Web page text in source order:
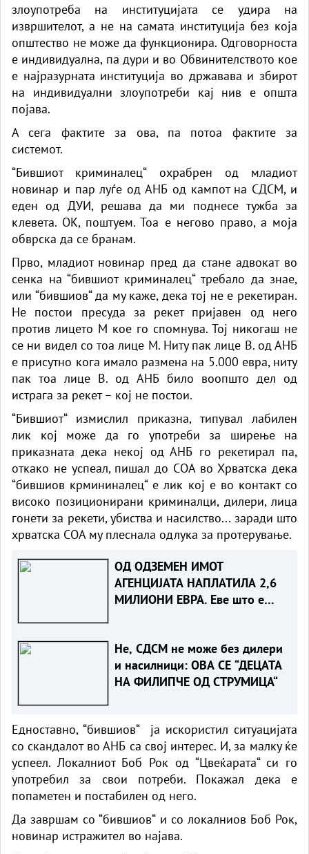
злоупотреба на институцијата се удира на
извршителот, а не на самата институција без која
општество не може да функционира. Одговорноста
е индивидуална, па дури и во Обвинителството кое
е најразурната институција во државава и збирот
на индивидуални злоупотреби кај нив е општа
појава.
А сега фактите за ова, па потоа фактите за
системот.
“Бившиот криминалец“ охрабрен од младиот
новинар и пар луѓе од АНБ од кампот на СДСМ, и
еден од ДУИ, решава да ми поднесе тужба за
клевета. ОК, поштуем. Тоа е негово право, а моја
обврска да се бранам.
Прво, младиот новинар пред да стане адвокат во
сенка на “бившиот криминалец“ требало да знае,
или “бившиов“ да му каже, дека тој не е рекетиран.
Не постои пресуда за рекет пријавен од него
против лицето М кое го спомнува. Тој никогаш не
се ни видел со тоа лице М. Ниту пак лице В. од АНБ
е присутно кога имало размена на 5.000 евра, ниту
пак тоа лице В. од АНБ било воопшто дел од
истрага за рекет – кој не постои.
“Бившиот“ измислил приказна, типувал лабилен
лик кој може да го употреби за ширење на
приказната дека некој од АНБ го рекетирал па,
откако не успеал, пишал до СОА во Хрватска дека
“бившиов крмининалец“ е лик кој е во контакт со
високо позиционирани криминалци, дилери, лица
гонети за рекети, убиства и насилство... заради што
хрватска СОА му плеснала одлука за протерување.
ОД ОДЗЕМЕН ИМОТ
АГЕНЦИЈАТА НАПЛАТИЛА 2,6
МИЛИОНИ ЕВРА. Еве што е
Не, СДСМ не може без дилери
и насилници: ОВА СЕ “ДЕЦАТА
НА ФИЛИПЧЕ ОД СТРУМИЦА“
Едноставно, “бившиов“ ја искористил ситуацијата
со скандалот во АНБ са свој интерес. И, за малку ќе
успеел. Локалниот Боб Рок од “Цвеќарата“ си го
употребил за свои потреби. Покажал дека е
попаметен и постабилен од него.
Да завршам со “бившиов“ и со локалниов Боб Рок,
новинар истражител во најава.